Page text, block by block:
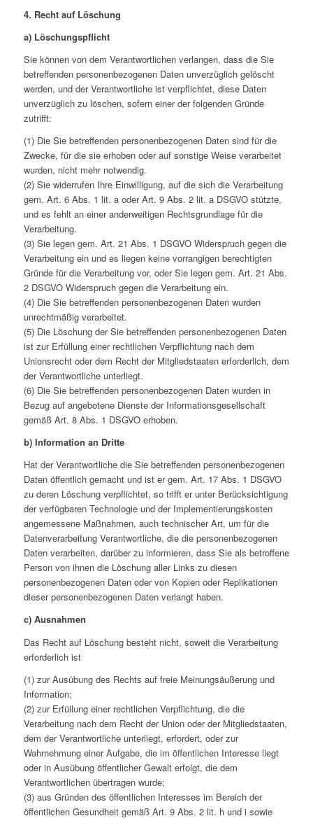
4. Recht auf Löschung
a) Löschungspflicht
Sie können von dem Verantwortlichen verlangen, dass die Sie
betreffenden personenbezogenen Daten unverzüglich gelöscht
werden, und der Verantwortliche ist verpflichtet, diese Daten
unverzüglich zu löschen, sofern einer der folgenden Gründe
zutrifft:
(1) Die Sie betreffenden personenbezogenen Daten sind für die
Zwecke, für die sie erhoben oder auf sonstige Weise verarbeitet
wurden, nicht mehr notwendig.
(2) Sie widerrufen Ihre Einwilligung, auf die sich die Verarbeitung
gem. Art. 6 Abs. 1 lit. a oder Art. 9 Abs. 2 lit. a DSGVO stützte,
und es fehlt an einer anderweitigen Rechtsgrundlage für die
Verarbeitung.
(3) Sie legen gem. Art. 21 Abs. 1 DSGVO Widerspruch gegen die
Verarbeitung ein und es liegen keine vorrangigen berechtigten
Gründe für die Verarbeitung vor, oder Sie legen gem. Art. 21 Abs.
2 DSGVO Widerspruch gegen die Verarbeitung ein.
(4) Die Sie betreffenden personenbezogenen Daten wurden
unrechtmäßig verarbeitet.
(5) Die Löschung der Sie betreffenden personenbezogenen Daten
ist zur Erfüllung einer rechtlichen Verpflichtung nach dem
Unionsrecht oder dem Recht der Mitgliedstaaten erforderlich, dem
der Verantwortliche unterliegt.
(6) Die Sie betreffenden personenbezogenen Daten wurden in
Bezug auf angebotene Dienste der Informationsgesellschaft
gemäß Art. 8 Abs. 1 DSGVO erhoben.
b) Information an Dritte
Hat der Verantwortliche die Sie betreffenden personenbezogenen
Daten öffentlich gemacht und ist er gem. Art. 17 Abs. 1 DSGVO
zu deren Löschung verpflichtet, so trifft er unter Berücksichtigung
der verfügbaren Technologie und der Implementierungskosten
angemessene Maßnahmen, auch technischer Art, um für die
Datenverarbeitung Verantwortliche, die die personenbezogenen
Daten verarbeiten, darüber zu informieren, dass Sie als betroffene
Person von ihnen die Löschung aller Links zu diesen
personenbezogenen Daten oder von Kopien oder Replikationen
dieser personenbezogenen Daten verlangt haben.
c) Ausnahmen
Das Recht auf Löschung besteht nicht, soweit die Verarbeitung
erforderlich ist
(1) zur Ausübung des Rechts auf freie Meinungsäußerung und
Information;
(2) zur Erfüllung einer rechtlichen Verpflichtung, die die
Verarbeitung nach dem Recht der Union oder der Mitgliedstaaten,
dem der Verantwortliche unterliegt, erfordert, oder zur
Wahrnehmung einer Aufgabe, die im öffentlichen Interesse liegt
oder in Ausübung öffentlicher Gewalt erfolgt, die dem
Verantwortlichen übertragen wurde;
(3) aus Gründen des öffentlichen Interesses im Bereich der
öffentlichen Gesundheit gemäß Art. 9 Abs. 2 lit. h und i sowie